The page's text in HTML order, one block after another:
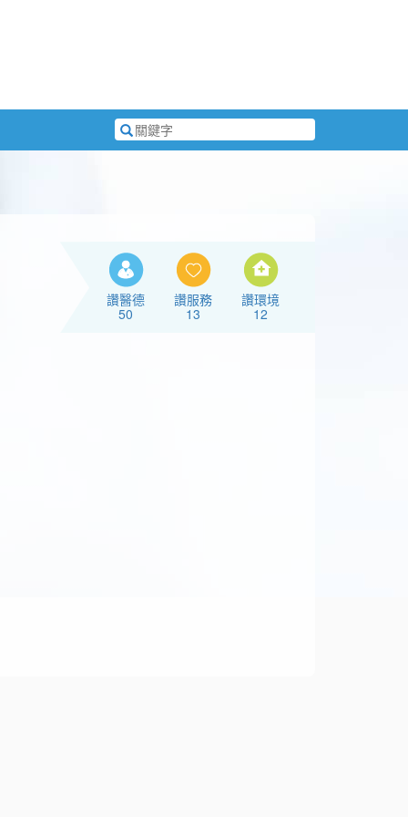
搜
尋
讚醫德
50
讚服務
13
讚環境
12